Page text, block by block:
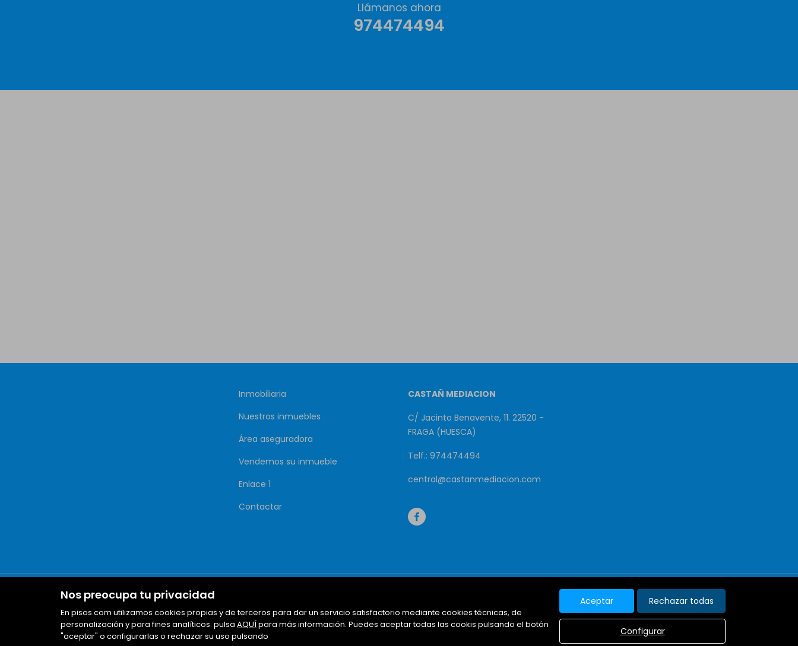
Nos preocupa tu privacidad
En pisos.com utilizamos cookies propias y de terceros para dar un servicio satisfactorio mediante cookies técnicas, de
personalización y para fines analíticos. pulsa AQUÍpara más información. Puedes aceptar todas las cookis pulsando el botón
"aceptar" o configurarlas o rechazar su uso pulsando
Aceptar Rechazar todas
Configurar
Llámanos ahora
974474494
Inmobiliaria
Nuestros inmuebles
Área aseguradora
Vendemos su inmueble
Enlace 1
Contactar
CASTAÑ MEDIACION
C/ Jacinto Benavente, 11. 22520 -
FRAGA (HUESCA)
Telf.: 974474494
central@castanmediacion.com
Mapa Web Noticias
Política de cookies